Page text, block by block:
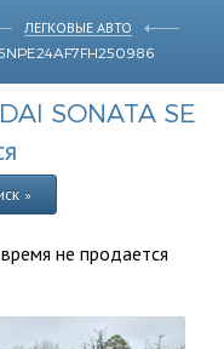
ЛЕГКОВЫЕ АВТО
SONATA SE
»
не продается